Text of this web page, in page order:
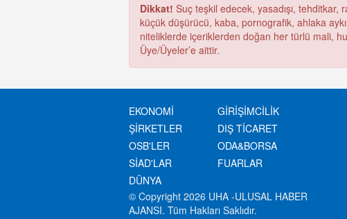
Dikkat! Suç teşkil edecek, yasadışı, tehditkar,
küçük düşürücü, kaba, pornografik, ahlaka
niteliklerde içeriklerden doğan her türlü mali,
Üye/Üyeler’e aittir.
EKONOMİ
GİRİŞİMCİLİK
ŞİRKETLER
DIŞ TİCARET
OSB'LER
ODA&BORSA
SİAD'LAR
FUARLAR
DÜNYA
© Copyright 2026 UHA -ULUSAL HABER
AJANSI. Tüm Hakları Saklıdır.